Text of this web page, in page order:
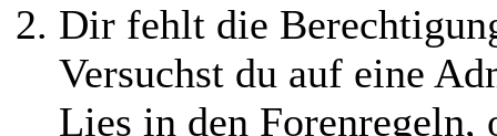
Dir fehlt die
Versuchst du auf eine
Lies in den Forenregeln,